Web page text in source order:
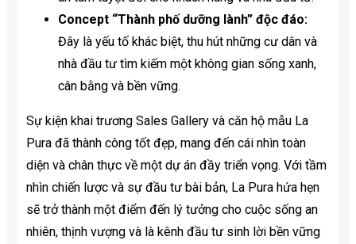
Concept “Thành phố dưỡng lành” độc đáo:
Đây là yếu tố khác biệt, thu hút những cư dân và
nhà đầu tư tìm kiếm một không gian sống xanh,
cân bằng và bền vững.
Sự kiện khai trương Sales Gallery và căn hộ mẫu La
Pura đã thành công tốt đẹp, mang đến cái nhìn toàn
diện và chân thực về một dự án đầy triển vọng. Với tầm
nhìn chiến lược và sự đầu tư bài bản, La Pura hứa hẹn
sẽ trở thành một điểm đến lý tưởng cho cuộc sống an
nhiên, thịnh vượng và là kênh đầu tư sinh lời bền vững